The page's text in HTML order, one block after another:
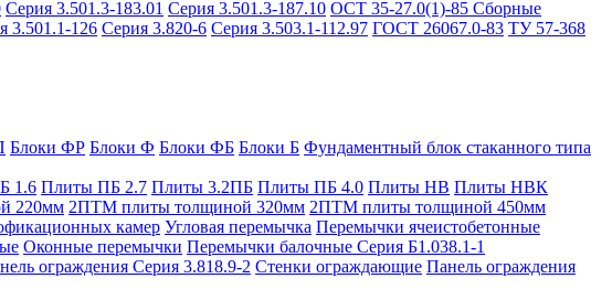
Серия 3.501.3-183.01 Серия 3.501.3-187.10 ОСТ 35-27.0(1)-85 Сборные
3.501.1-126 Серия 3.820-6 Серия 3.503.1-112.97 ГОСТ 26067.0-83 ТУ 57-368
Блоки ФР Блоки Ф Блоки ФБ Блоки Б Фундаментный блок стаканного типа
1.6 Плиты ПБ 2.7 Плиты 3.2ПБ Плиты ПБ 4.0 Плиты НВ Плиты НВК
220мм 2ПТМ плиты толщиной 320мм 2ПТМ плиты толщиной 450мм
камер Угловая перемычка Перемычки ячеистобетонные
Оконные перемычки Перемычки балочные Серия Б1.038.1-1
ограждения Серия 3.818.9-2 Стенки ограждающие Панель ограждения